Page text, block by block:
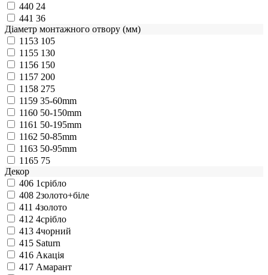
440 24
441 36
Діаметр монтажного отвору (мм)
1153 105
1155 130
1156 150
1157 200
1158 275
1159 35-60mm
1160 50-150mm
1161 50-195mm
1162 50-85mm
1163 50-95mm
1165 75
Декор
406 1срібло
408 2золото+біле
411 4золото
412 4срібло
413 4чорний
415 Saturn
416 Акація
417 Амарант